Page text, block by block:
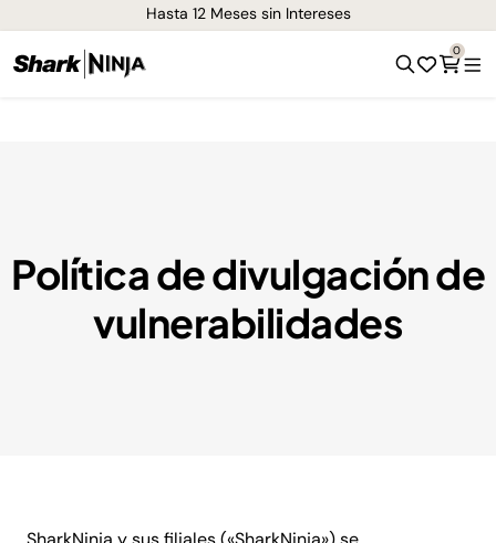
Hasta 12 Meses sin Intereses
0
Política de divulgación de
vulnerabilidades